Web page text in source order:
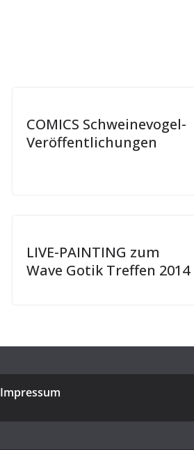
COMICS Schweinevogel-
Veröffentlichungen
LIVE-PAINTING zum
Wave Gotik Treffen 2014
Impressum